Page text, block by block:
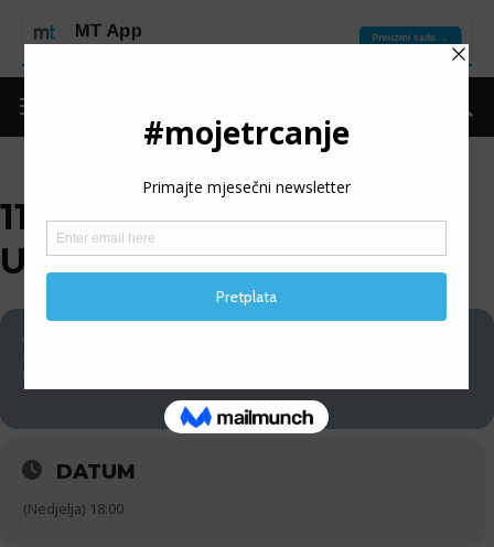
11. ULIČNA TRKA
UGLJEVIK
23
08
DATUM
(Nedjelja) 18:00